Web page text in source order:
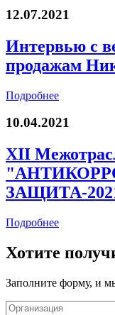
12.07.2021
Интервью с
продажам
Подробнее
10.04.2021
XII
ЗАЩИТА-
Подробнее
Хотите
Заполните форму, и